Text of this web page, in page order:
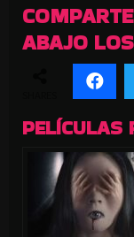
ABAJO
PELÍCULAS